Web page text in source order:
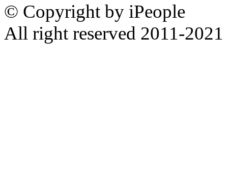
© Copyright by iPeople
All right reserved 2011-2021